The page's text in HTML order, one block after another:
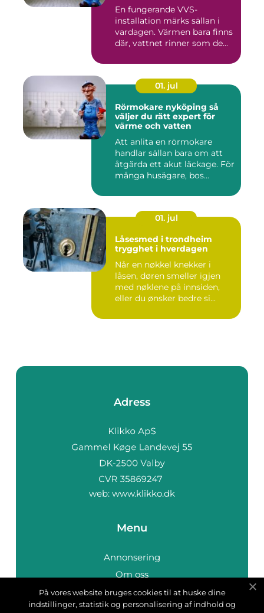
En fungerande VVS-
installation märks sällan i
vardagen. Värmen bara finns
där, vattnet rinner som de...
01. jul
Rörmokare nyköping så
väljer du rätt expert för
värme och vatten
Att anlita en rörmokare
handlar sällan bara om att
åtgärda ett akut läckage. För
många husägare, bos...
01. jul
Låsesmed i trondheim
trygghet i hverdagen
Når en nøkkel knekker i
låsen, døren smeller igjen
med nøklene på innsiden,
eller du ønsker bedre si...
Adress
web: www.klikko.dk
Menu
Annonsering
Om oss
Cookies
Kontakta oss
På vores website bruges cookies til at huske dine
indstillinger, statistik og personalisering af indhold og